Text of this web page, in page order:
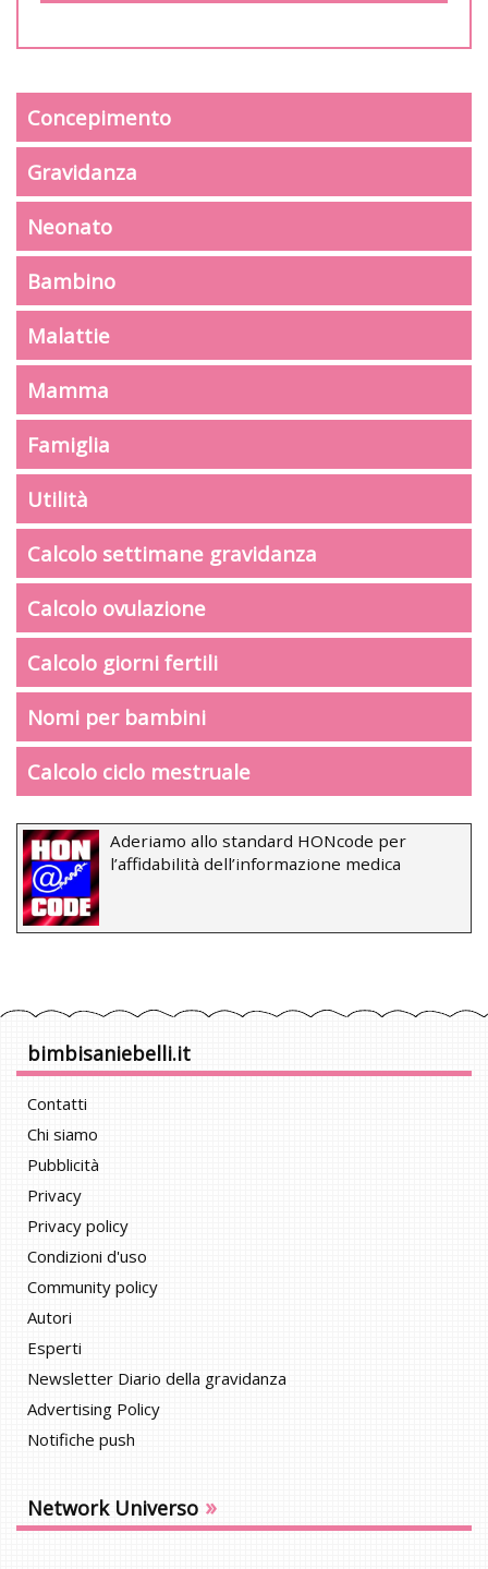
Concepimento
Gravidanza
Neonato
Bambino
Malattie
Mamma
Famiglia
Utilità
Calcolo settimane gravidanza
Calcolo ovulazione
Calcolo giorni fertili
Nomi per bambini
Calcolo ciclo mestruale
Aderiamo allo standard HONcode per
l’affidabilità dell’informazione medica
bimbisaniebelli.it
Contatti
Chi siamo
Pubblicità
Privacy
Privacy policy
Condizioni d'uso
Community policy
Autori
Esperti
Newsletter Diario della gravidanza
Advertising Policy
Notifiche push
Network Universo »